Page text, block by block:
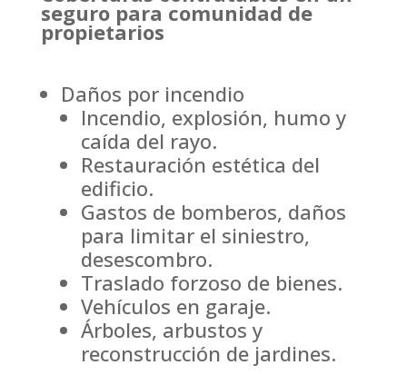
seguro para comunidad de
propietarios
Daños por incendio
Incendio, explosión, humo y
caída del rayo.
Restauración estética del
edificio.
Gastos de bomberos, daños
para limitar el siniestro,
desescombro.
Traslado forzoso de bienes.
Vehículos en garaje.
Árboles, arbustos y
reconstrucción de jardines.